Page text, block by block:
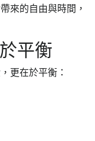
來的自由與時間，
平衡
更在於平衡：